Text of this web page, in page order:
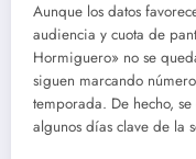
Aunque los datos
audiencia y cuota de
Hormiguero» no se
siguen marcando
temporada. De hecho,
algunos días clave de la